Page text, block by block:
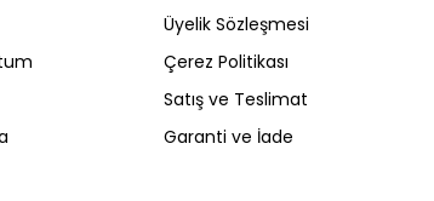
Üyelik Sözleşmesi
Çerez Politikası
Satış ve Teslimat
Garanti ve İade